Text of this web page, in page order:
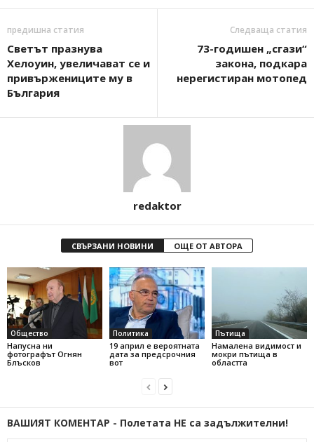
предишна статия
Светът празнува
Хелоуин, увеличават се и
привържениците му в
България
Следваща статия
73-годишен „сгази“
закона, подкара
нерегистиран мотопед
redaktor
СВЪРЗАНИ НОВИНИ ОЩЕ ОТ АВТОРА
Общество
Напусна ни
фотографът Огнян
Блъсков
Политика
19 април е вероятната
дата за предсрочния
вот
Пътища
Намалена видимост и
мокри пътища в
областта
ВАШИЯТ КОМЕНТАР - Полетата НЕ са задължителни!